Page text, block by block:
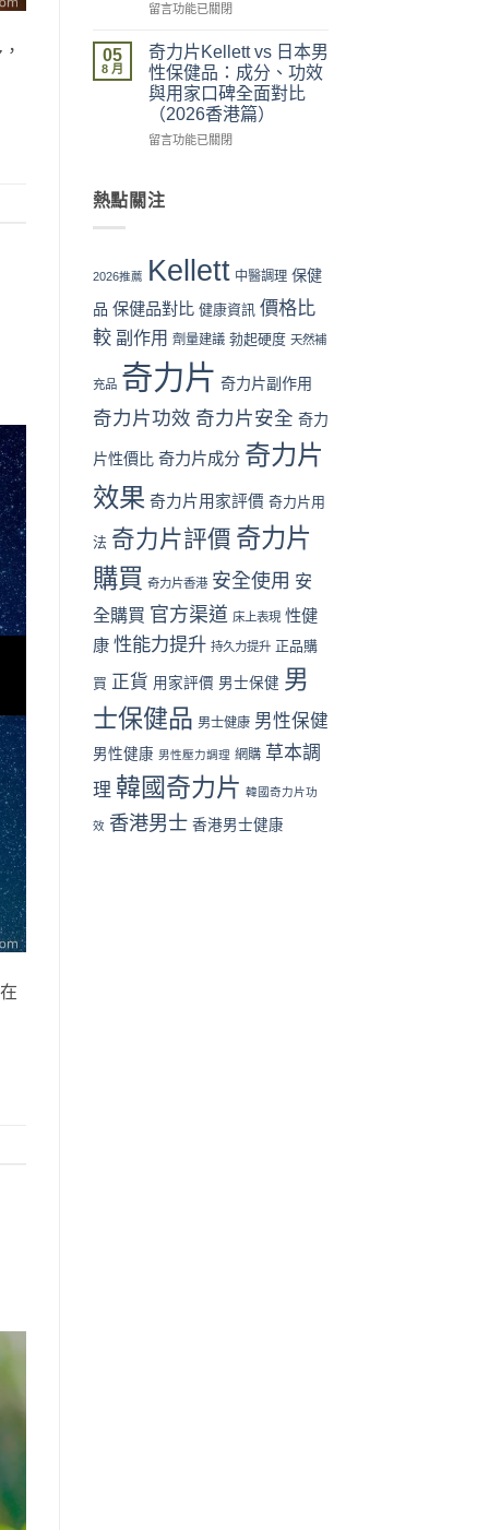
代
風
險
全
面
析〉
官
優
惠、
多
盒
折
最
時
中
價
咪
可
信？
真
評
解
購
指
中
在
力
片
Kellett
官
購
程
完
學：
下
到
貨
次
懂〉
留言功能已關閉
05
8 月
奇力片Kellett vs 日本男
性保健品：成分、功效
與用家口碑全面對比
（2026香港篇）
在
片
本
性
健
品：
成
功
與
家
口
碑
全
對
比
（2026
香
篇）〉
留言功能已關閉
熱點關注
2026推薦 Kellett 中醫調理 保健
品 保健品對比 健康資訊 價格比
較 副作用 劑量建議 勃起硬度 天然補
充品 奇力片 奇力片副作用
奇力片功效 奇力片安全 奇力
片性價比 奇力片成分 奇力片
效果 奇力片用家評價 奇力片用
法 奇力片評價 奇力片
購買 奇力片香港 安全使用 安
全購買 官方渠道 床上表現 性健
康 性能力提升 持久力提升 正品購
買 正貨 用家評價 男士保健 男
士保健品 男士健康 男性保健
男性健康 男性壓力調理 網購 草本調
理 韓國奇力片 韓國奇力片功
效 香港男士 香港男士健康